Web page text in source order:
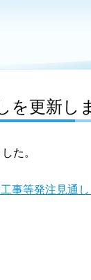
を更新し
た。
事等発注見通し